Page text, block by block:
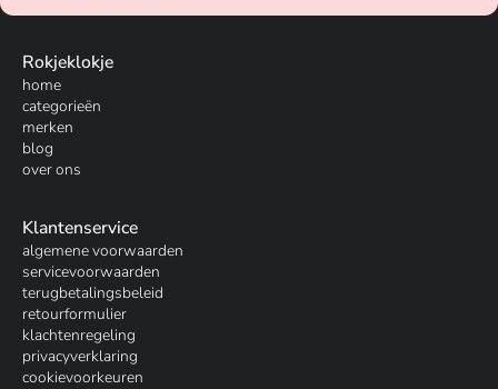
Rokjeklokje
home
categorieën
merken
blog
over ons
Klantenservice
algemene voorwaarden
servicevoorwaarden
terugbetalingsbeleid
retourformulier
klachtenregeling
privacyverklaring
cookievoorkeuren